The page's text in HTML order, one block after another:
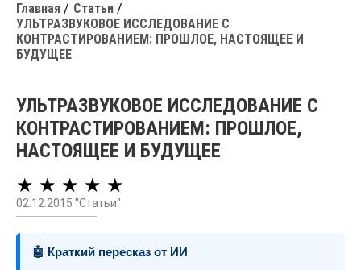
Главная
Статьи
УЛЬТРАЗВУКОВОЕ ИССЛЕДОВАНИЕ С
КОНТРАСТИРОВАНИЕМ: ПРОШЛОЕ, НАСТОЯЩЕЕ И
БУДУЩЕЕ
УЛЬТРАЗВУКОВОЕ ИССЛЕДОВАНИЕ С
КОНТРАСТИРОВАНИЕМ: ПРОШЛОЕ,
НАСТОЯЩЕЕ И БУДУЩЕЕ
★ ★ ★ ★ ★
02.12.2015 "Статьи"
🤖 Краткий пересказ от ИИ